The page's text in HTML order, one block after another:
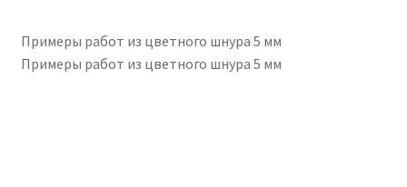
Примеры работ из цветного шнура 5 мм
Примеры работ из цветного шнура 5 мм